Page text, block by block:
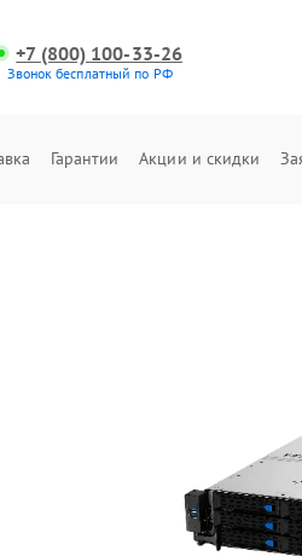
+7 (800) 100-33-26
Звонок бесплатный по РФ
Гарантии Акции и скидки